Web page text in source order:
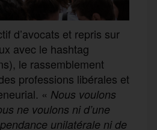
d’avocats et repris sur
avec le hashtag
le rassemblement
professions libérales et
« Nous voulons
ne voulons ni d’une
unilatérale ni de